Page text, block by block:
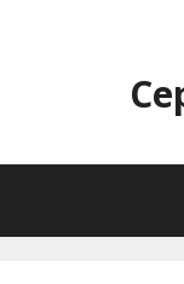
содержимому